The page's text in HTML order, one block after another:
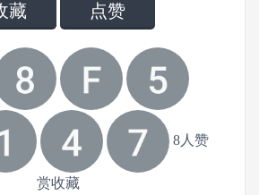
藏 点赞
8人赞
赏收藏